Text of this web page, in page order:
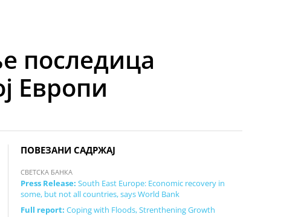
последица
Европи
ПОВЕЗАНИ САДРЖАЈ
СВЕТСКА БАНКА
Press Release: South East Europe: Economic recovery in
some, but not all countries, says World Bank
Full report: Coping with Floods, Strenthening Growth